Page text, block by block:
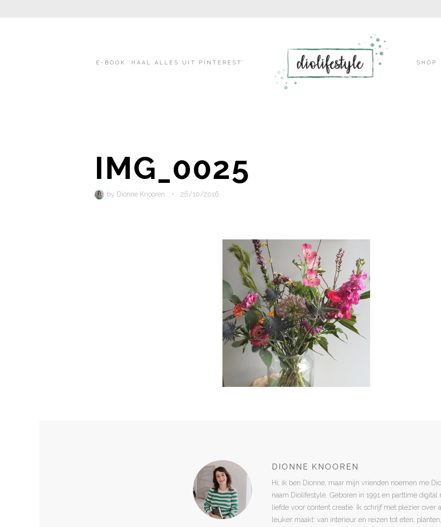
E-BOOK ‘HAAL ALLES UIT PINTEREST’ SHOP
IMG_0025
by Dionne Knooren • 26/10/2016
DIONNE KNOOREN
Hi, ik ben Dionne, maar mijn vrienden noemen me
naam Diolifestyle. Geboren in 1991 en parttime
liefde voor content creatie. Ik schrijf met plezier over
leuker maakt: van interieur en reizen tot eten,